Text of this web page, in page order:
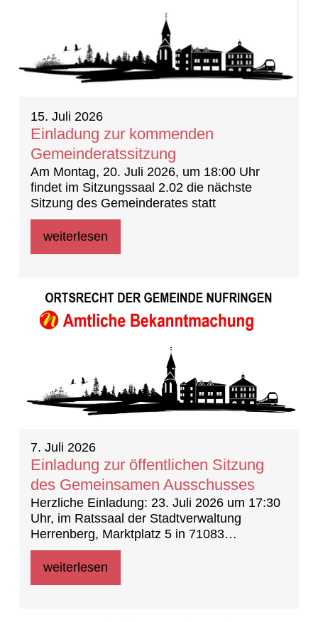
15. Juli 2026
Einladung zur kommenden
Gemeinderatssitzung
Am Montag, 20. Juli 2026, um 18:00 Uhr
findet im Sitzungssaal 2.02 die nächste
Sitzung des Gemeinderates statt
weiterlesen
7. Juli 2026
Einladung zur öffentlichen Sitzung
des Gemeinsamen Ausschusses
Herzliche Einladung: 23. Juli 2026 um 17:30
Uhr, im Ratssaal der Stadtverwaltung
Herrenberg, Marktplatz 5 in 71083
Herrenberg
weiterlesen